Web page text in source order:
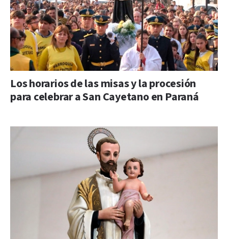
Los horarios de las misas y la procesión
para celebrar a San Cayetano en Paraná